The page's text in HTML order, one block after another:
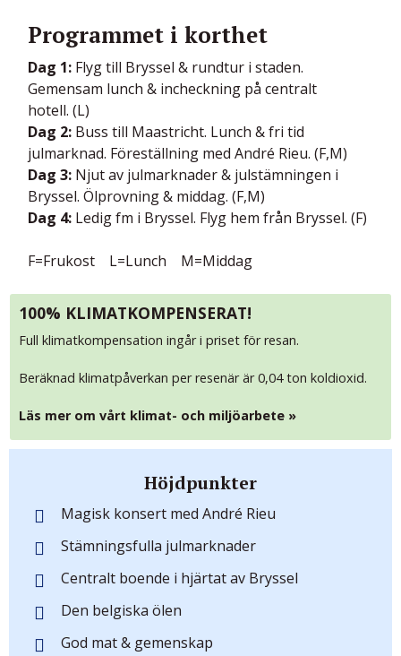
Programmet i korthet
Dag 1: Flyg till Bryssel & rundtur i staden.
Gemensam lunch & incheckning på centralt
hotell. (L)
Dag 2: Buss till Maastricht. Lunch & fri tid
julmarknad. Föreställning med André Rieu. (F,M)
Dag 3: Njut av julmarknader & julstämningen i
Bryssel. Ölprovning & middag. (F,M)
Dag 4: Ledig fm i Bryssel. Flyg hem från Bryssel. (F)
F=Frukost L=Lunch M=Middag
100% KLIMATKOMPENSERAT!
Full klimatkompensation ingår i priset för resan.
Beräknad klimatpåverkan per resenär är 0,04 ton koldioxid.
Läs mer om vårt klimat- och miljöarbete »
Höjdpunkter
Magisk konsert med André Rieu
Stämningsfulla julmarknader
Centralt boende i hjärtat av Bryssel
Den belgiska ölen
God mat & gemenskap